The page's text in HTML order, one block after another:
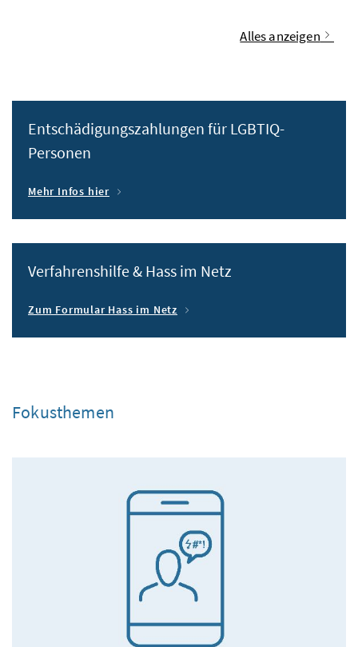
Alles anzeigen
Entschädigungszahlungen für LGBTIQ-
Personen
Mehr Infos hier
Verfahrenshilfe & Hass im Netz
Zum Formular Hass im Netz
Fokusthemen